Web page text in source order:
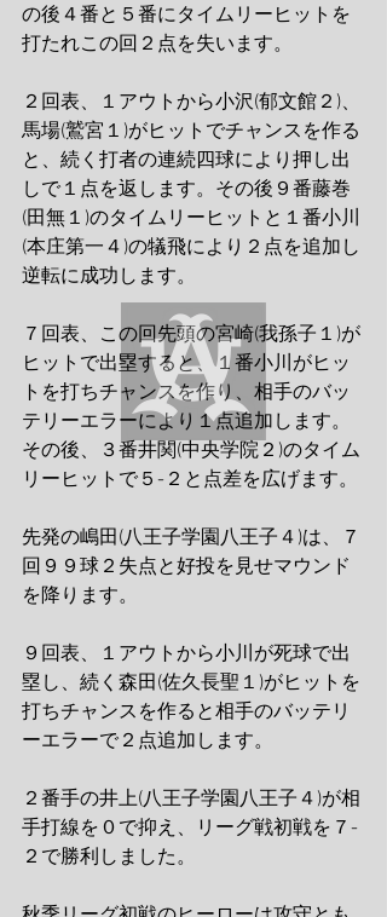
の後４番と５番にタイムリーヒットを
打たれこの回２点を失います。
２回表、１アウトから小沢(郁文館２)、
馬場(鷲宮１)がヒットでチャンスを作る
と、続く打者の連続四球により押し出
しで１点を返します。その後９番藤巻
(田無１)のタイムリーヒットと１番小川
(本庄第一４)の犠飛により２点を追加し
逆転に成功します。
７回表、この回先頭の宮崎(我孫子１)が
ヒットで出塁すると、１番小川がヒッ
トを打ちチャンスを作り、相手のバッ
テリーエラーにより１点追加します。
その後、３番井関(中央学院２)のタイム
リーヒットで５-２と点差を広げます。
先発の嶋田(八王子学園八王子４)は、７
回９９球２失点と好投を見せマウンド
を降ります。
９回表、１アウトから小川が死球で出
塁し、続く森田(佐久長聖１)がヒットを
打ちチャンスを作ると相手のバッテリ
ーエラーで２点追加します。
２番手の井上(八王子学園八王子４)が相
手打線を０で抑え、リーグ戦初戦を７-
２で勝利しました。